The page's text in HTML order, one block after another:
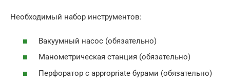
Необходимый набор инструментов:
Вакуумный насос (обязательно)
Манометрическая станция (обязательно)
Перфоратор с appropriate бурами (обязательно)